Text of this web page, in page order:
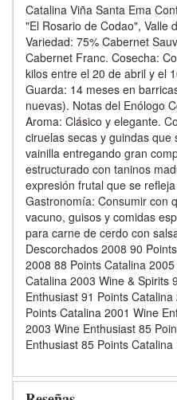
Catalina Viña Santa Ema
"El Rosario de Codao", Valle
Variedad: 75% Cabernet
Cabernet Franc. Cosecha:
kilos entre el 20 de abril y el
Guarda: 14 meses en
nuevas). Notas del Enólogo
Aroma: Clásico y elegante.
ciruelas secas y guindas
vainilla entregando gran
estructurado con taninos
expresión frutal que se
Gastronomía: Consumir con
vacuno, guisos y comidas
para carne de cerdo con
Descorchados 2008 90
2008 88 Points Catalina
Catalina 2003 Wine & Spirits
Enthusiast 91 Points
Points Catalina 2001 Wine
2003 Wine Enthusiast 85
Enthusiast 85 Points Catalina